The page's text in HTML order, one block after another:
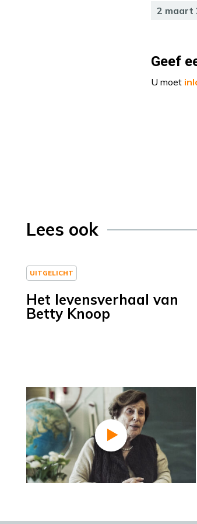
2 maart
Geef
U moet
Lees ook
UITGELICHT
Het levensverhaal van
Betty Knoop